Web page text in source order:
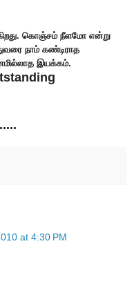
கொஞ்சம் நீளமோ என்று
நாம் கண்டிராத
இயக்கம்.
at 4:30 PM